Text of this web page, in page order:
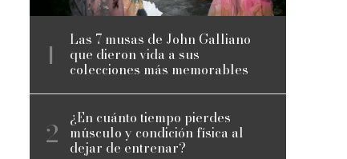
Las 7 musas de John Galliano
que dieron vida a sus
colecciones más memorables
¿En cuánto tiempo pierdes
músculo y condición física al
dejar de entrenar?